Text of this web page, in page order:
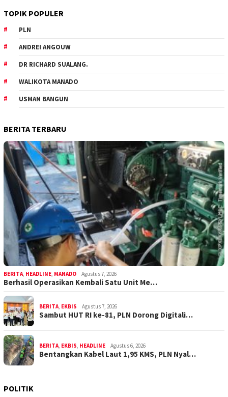
TOPIK POPULER
PLN
ANDREI ANGOUW
DR RICHARD SUALANG.
WALIKOTA MANADO
USMAN BANGUN
BERITA TERBARU
BERITA HEADLINE MANADO Agustus 7, 2026
Berhasil Operasikan Kembali Satu Unit Me…
BERITA EKBIS Agustus 7, 2026
Sambut HUT RI ke-81, PLN Dorong Digitali…
BERITA EKBIS HEADLINE Agustus 6, 2026
Bentangkan Kabel Laut 1,95 KMS, PLN Nyal…
POLITIK